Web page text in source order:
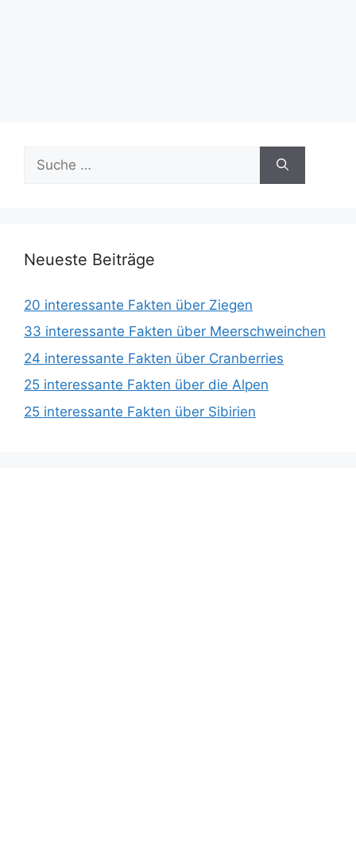
nach:
Neueste Beiträge
20 interessante Fakten über Ziegen
33 interessante Fakten über Meerschweinchen
24 interessante Fakten über Cranberries
25 interessante Fakten über die Alpen
25 interessante Fakten über Sibirien